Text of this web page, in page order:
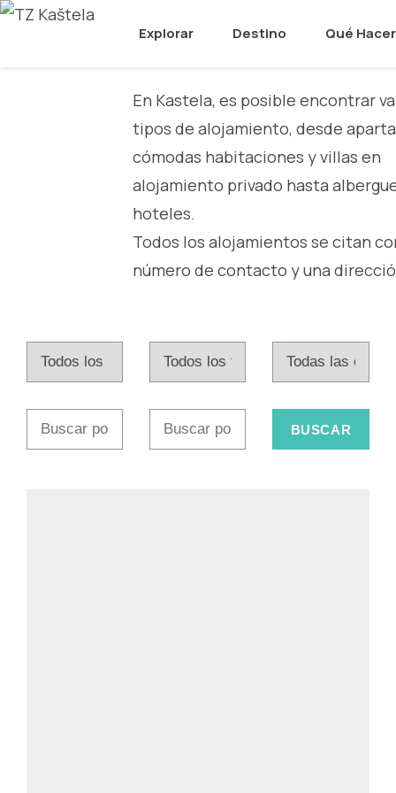
Explorar Destino Qué Hacer
Alojamiento
En Kastela, es posible encontrar
tipos de alojamiento, desde
cómodas habitaciones y villas en
alojamiento privado hasta
hoteles.
Todos los alojamientos se citan
número de contacto y una